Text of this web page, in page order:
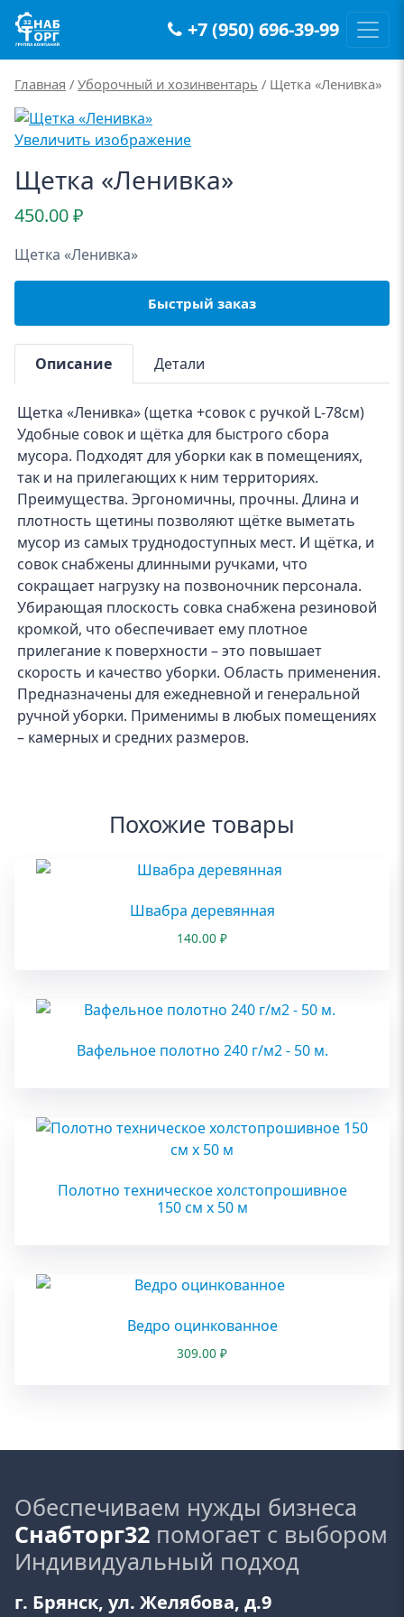
Main Navigation +7 (950) 696-39-99
Главная / Уборочный и хозинвентарь / Щетка «Ленивка»
Увеличить изображение
Щетка «Ленивка»
450.00₽
Щетка «Ленивка»
Быстрый заказ
Описание Детали
Щетка «Ленивка» (щетка +совок с ручкой L-78см)
Удобные совок и щётка для быстрого сбора
мусора. Подходят для уборки как в помещениях,
так и на прилегающих к ним территориях.
Преимущества. Эргономичны, прочны. Длина и
плотность щетины позволяют щётке выметать
мусор из самых труднодоступных мест. И щётка, и
совок снабжены длинными ручками, что
сокращает нагрузку на позвоночник персонала.
Убирающая плоскость совка снабжена резиновой
кромкой, что обеспечивает ему плотное
прилегание к поверхности – это повышает
скорость и качество уборки. Область применения.
Предназначены для ежедневной и генеральной
ручной уборки. Применимы в любых помещениях
– камерных и средних размеров.
Похожие товары
Швабра деревянная
140.00 ₽
Вафельное полотно 240 г/м2 - 50 м.
Полотно техническое холстопрошивное
150 см х 50 м
Ведро оцинкованное
309.00 ₽
Обеспечиваем нужды бизнеса
Снабторг32 помогает с выбором
Индивидуальный подход
г. Брянск, ул. Желябова, д.9